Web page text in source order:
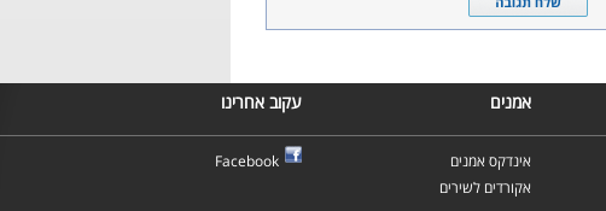
אמנים עקוב אחרינו
אינדקס אמנים
אקורדים לשירים
Facebook